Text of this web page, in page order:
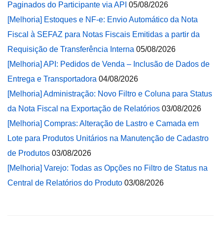
Paginados do Participante via API 05/08/2026
[Melhoria] Estoques e NF-e: Envio Automático da Nota
Fiscal à SEFAZ para Notas Fiscais Emitidas a partir da
Requisição de Transferência Interna 05/08/2026
[Melhoria] API: Pedidos de Venda – Inclusão de Dados de
Entrega e Transportadora 04/08/2026
[Melhoria] Administração: Novo Filtro e Coluna para Status
da Nota Fiscal na Exportação de Relatórios 03/08/2026
[Melhoria] Compras: Alteração de Lastro e Camada em
Lote para Produtos Unitários na Manutenção de Cadastro
de Produtos 03/08/2026
[Melhoria] Varejo: Todas as Opções no Filtro de Status na
Central de Relatórios do Produto 03/08/2026